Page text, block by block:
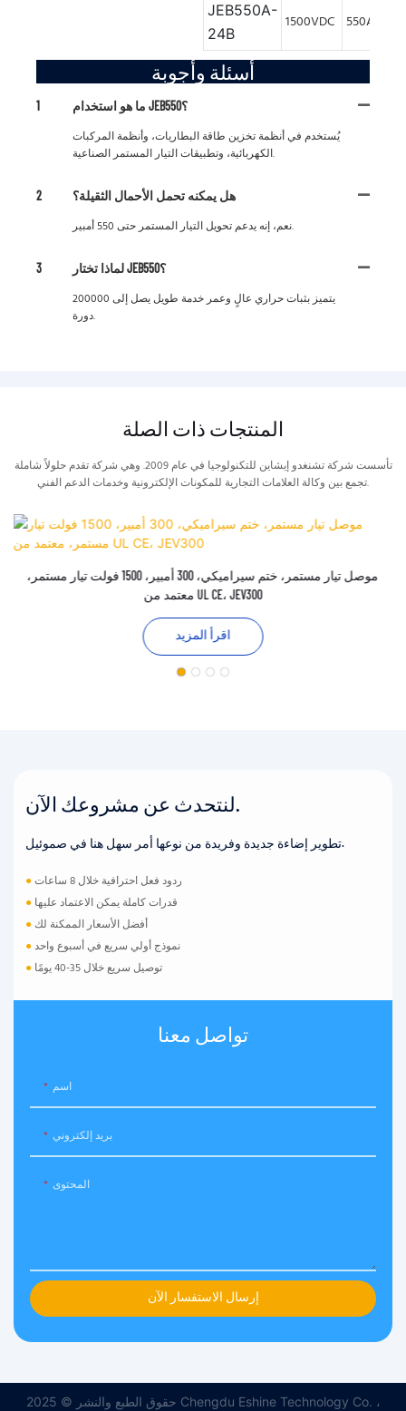
JEB550A-
24B
1500VDC 550A
أسئلة وأجوبة
1 ما هو استخدام JEB550؟
يُستخدم في أنظمة تخزين طاقة البطاريات، وأنظمة المركبات
الكهربائية، وتطبيقات التيار المستمر الصناعية.
2 هل يمكنه تحمل الأحمال الثقيلة؟
نعم، إنه يدعم تحويل التيار المستمر حتى 550 أمبير.
3 لماذا تختار JEB550؟
يتميز بثبات حراري عالٍ وعمر خدمة طويل يصل إلى 200000
دورة.
المنتجات ذات الصلة
تأسست شركة تشنغدو إيشاين للتكنولوجيا في عام 2009. وهي شركة تقدم حلولاً شاملة
تجمع بين وكالة العلامات التجارية للمكونات الإلكترونية وخدمات الدعم الفني.
موصل تيار مستمر، ختم سيراميكي، 300 أمبير، 1500 فولت تيار مستمر،
معتمد من UL CE، JEV300
اقرأ المزيد
لنتحدث عن مشروعك الآن.
تطوير إضاءة جديدة وفريدة من نوعها أمر سهل هنا في صموئيل.
●
ردود فعل احترافية خلال 8 ساعات
● قدرات كاملة يمكن الاعتماد عليها
● أفضل الأسعار الممكنة لك
●نموذج أولي سريع في أسبوع واحد
●
توصيل سريع خلال 35-40 يومًا
تواصل معنا
اسم
بريد إلكتروني
المحتوى
إرسال الاستفسار الآن
حقوق الطبع والنشر © 2025 Chengdu Eshine Technology Co. ،